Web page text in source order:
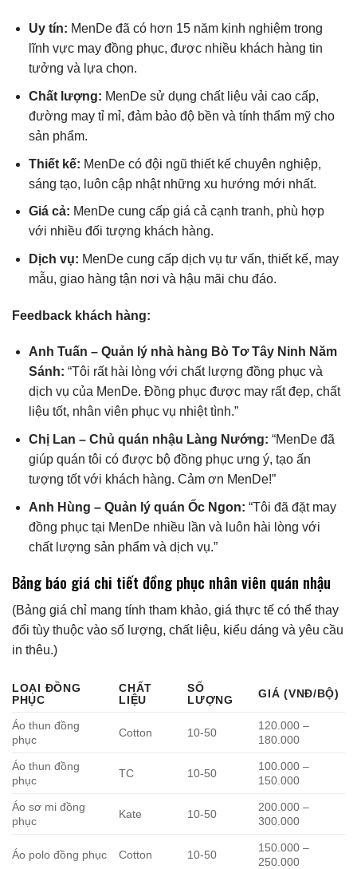
Uy tín: MenDe đã có hơn 15 năm kinh nghiệm trong
lĩnh vực may đồng phục, được nhiều khách hàng tin
tưởng và lựa chọn.
Chất lượng: MenDe sử dụng chất liệu vải cao cấp,
đường may tỉ mỉ, đảm bảo độ bền và tính thẩm mỹ cho
sản phẩm.
Thiết kế: MenDe có đội ngũ thiết kế chuyên nghiệp,
sáng tạo, luôn cập nhật những xu hướng mới nhất.
Giá cả: MenDe cung cấp giá cả cạnh tranh, phù hợp
với nhiều đối tượng khách hàng.
Dịch vụ: MenDe cung cấp dịch vụ tư vấn, thiết kế, may
mẫu, giao hàng tận nơi và hậu mãi chu đáo.
Feedback khách hàng:
Anh Tuấn – Quản lý nhà hàng Bò Tơ Tây Ninh Năm
Sánh: “Tôi rất hài lòng với chất lượng đồng phục và
dịch vụ của MenDe. Đồng phục được may rất đẹp, chất
liệu tốt, nhân viên phục vụ nhiệt tình.”
Chị Lan – Chủ quán nhậu Làng Nướng: “MenDe đã
giúp quán tôi có được bộ đồng phục ưng ý, tạo ấn
tượng tốt với khách hàng. Cảm ơn MenDe!”
Anh Hùng – Quản lý quán Ốc Ngon: “Tôi đã đặt may
đồng phục tại MenDe nhiều lần và luôn hài lòng với
chất lượng sản phẩm và dịch vụ.”
Bảng báo giá chi tiết đồng phục nhân viên quán nhậu
(Bảng giá chỉ mang tính tham khảo, giá thực tế có thể thay
đổi tùy thuộc vào số lượng, chất liệu, kiểu dáng và yêu cầu
in thêu.)
LOẠI ĐỒNG
PHỤC
CHẤT
LIỆU
SỐ
LƯỢNG
GIÁ (VNĐ/BỘ)
Áo thun đồng
phục
Cotton 10-50
120.000 –
180.000
Áo thun đồng
phục
TC 10-50
100.000 –
150.000
Áo sơ mi đồng
phục
Kate 10-50
200.000 –
300.000
Áo polo đồng phục Cotton 10-50
150.000 –
250.000